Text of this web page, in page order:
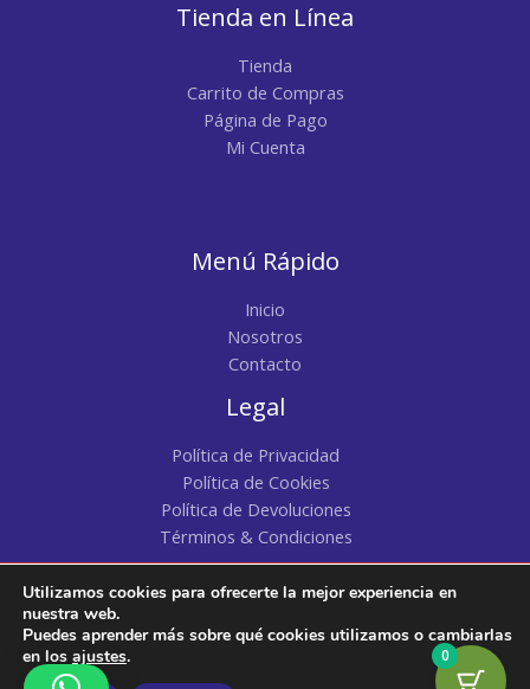
Tienda en Línea
Tienda
Carrito de Compras
Página de Pago
Mi Cuenta
Menú Rápido
Inicio
Nosotros
Contacto
Legal
Política de Privacidad
Política de Cookies
Política de Devoluciones
Términos & Condiciones
Copyright © 2026 | Pacatty | Todos los Derechos
Reservados
Utilizamos cookies para ofrecerte la mejor experiencia en
nuestra web.
Puedes aprender más sobre qué cookies utilizamos o cambiarlas
en los ajustes. 0